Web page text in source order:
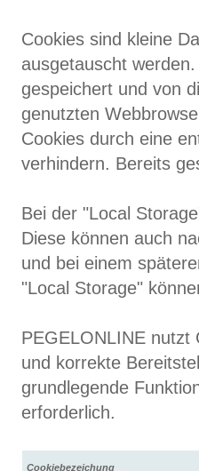
Cookies sind kleine
ausgetauscht
gespeichert und von
genutzten
Cookies durch eine
verhindern. Bereits
Bei der "Local
Diese können auch
und bei einem
"Local Storage"
PEGELONLINE nutzt
und korrekte
grundlegende
erforderlich.
Cookiebezeichung